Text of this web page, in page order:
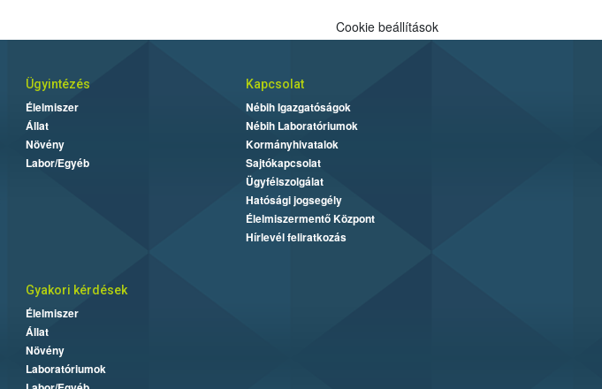
Cookie beállítások
Ügyintézés
Élelmiszer
Állat
Növény
Labor/Egyéb
Kapcsolat
Nébih Igazgatóságok
Nébih Laboratóriumok
Kormányhivatalok
Sajtókapcsolat
Ügyfélszolgálat
Hatósági jogsegély
Élelmiszermentő Központ
Hírlevél feliratkozás
Gyakori kérdések
Élelmiszer
Állat
Növény
Laboratóriumok